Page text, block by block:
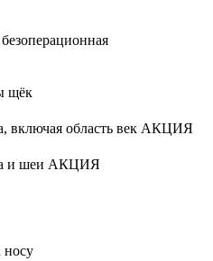
щёк
включая область век АКЦИЯ
и шеи АКЦИЯ
носу